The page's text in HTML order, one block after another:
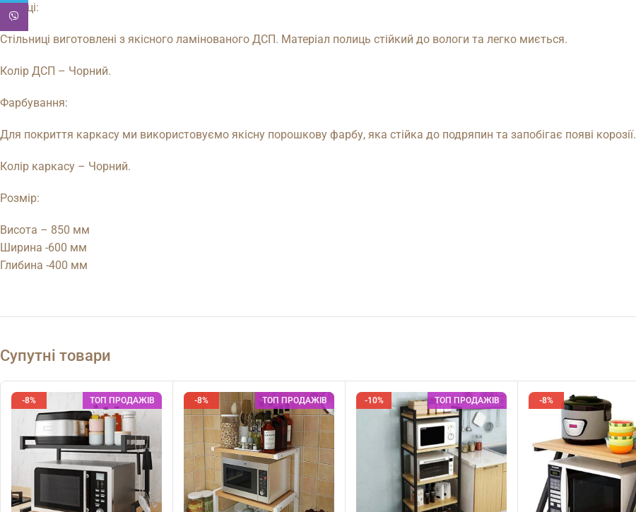
Полиці:
Стільниці виготовлені з якісного ламінованого ДСП. Матеріал полиць стійкий до вологи та легко миється.
Колір ДСП – Чорний.
Фарбування:
Для покриття каркасу ми використовуємо якісну порошкову фарбу, яка стійка до подряпин та запобігає появі корозії.
Колір каркасу – Чорний.
Розмір:
Висота – 850 мм
Ширина -600 мм
Глибина -400 мм
Супутні товари
-8% ТОП ПРОДАЖІВ -8% ТОП ПРОДАЖІВ -10% ТОП ПРОДАЖІВ -8%
Viber